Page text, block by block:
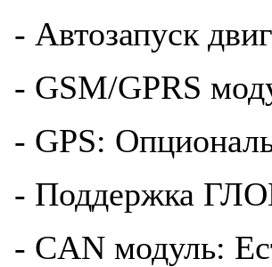
- Автозапуск
- GSM/GPRS
- GPS:
- Поддержка
- CAN модуль: